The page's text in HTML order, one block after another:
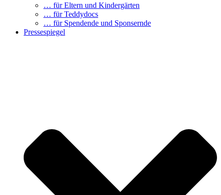
… für Eltern und Kindergärten
… für Teddydocs
… für Spendende und Sponsernde
Pressespiegel